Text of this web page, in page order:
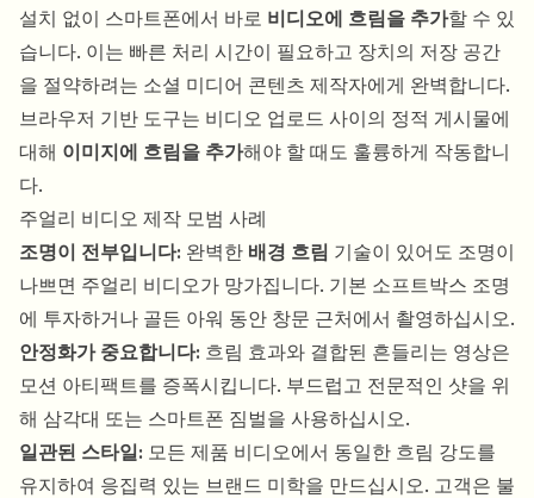
설치 없이 스마트폰에서 바로 비디오에 흐림을 추가할 수 있
습니다. 이는 빠른 처리 시간이 필요하고 장치의 저장 공간
을 절약하려는 소셜 미디어 콘텐츠 제작자에게 완벽합니다.
브라우저 기반 도구는 비디오 업로드 사이의 정적 게시물에
대해 이미지에 흐림을 추가해야 할 때도 훌륭하게 작동합니
다.
주얼리 비디오 제작 모범 사례
조명이 전부입니다: 완벽한 배경 흐림 기술이 있어도 조명이
나쁘면 주얼리 비디오가 망가집니다. 기본 소프트박스 조명
에 투자하거나 골든 아워 동안 창문 근처에서 촬영하십시오.
안정화가 중요합니다: 흐림 효과와 결합된 흔들리는 영상은
모션 아티팩트를 증폭시킵니다. 부드럽고 전문적인 샷을 위
해 삼각대 또는 스마트폰 짐벌을 사용하십시오.
일관된 스타일: 모든 제품 비디오에서 동일한 흐림 강도를
유지하여 응집력 있는 브랜드 미학을 만드십시오. 고객은 불